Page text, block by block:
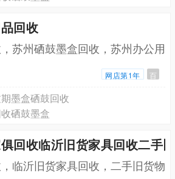
回收
苏州硒鼓墨盒回收，苏州办公用
网店第1年 百
墨盒硒鼓回收
硒鼓墨盒
回收临沂旧货家具回收二手
临沂旧货家具回收，二手旧货物